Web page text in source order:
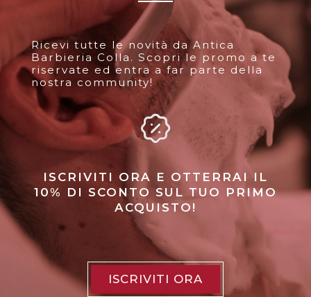
Ricevi tutte le novità da Antica
Barbieria Colla. Scopri le promo a te
riservate ed entra a far parte della
nostra community!
ISCRIVITI ORA E OTTERRAI IL
10% DI SCONTO SUL TUO PRIMO
ACQUISTO!
ISCRIVITI ORA